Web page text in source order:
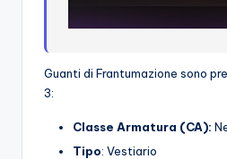
Guanti di Frantumazione sono
3:
Classe Armatura (CA):
Tipo: Vestiario